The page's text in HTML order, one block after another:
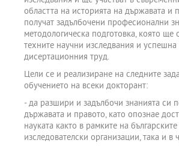
областта на историята на държавата и
получат задълбочени професионални
методологическа подготовка, която ще
техните научни изследвания и
дисертационния труд.
Цели се и реализиране на следните
обучението на всеки докторант:
- да разшири и задълбочи знанията си
държавата и правото, като опознае
науката както в рамките на
изследователски организации, така и в